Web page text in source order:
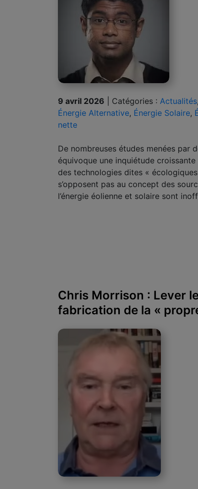
9 avril 2026 Catégories : Actualités,
Énergie Alternative, Énergie Solaire,
nette
De nombreuses études menées par
équivoque une inquiétude croissante
des technologies dites «
s’opposent pas au concept des
l’énergie éolienne et solaire sont
Chris Morrison : Lever
fabrication de la «